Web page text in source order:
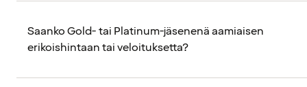
Saanko Gold- tai Platinum-jäsenenä aamiaisen
erikoishintaan tai veloituksetta?